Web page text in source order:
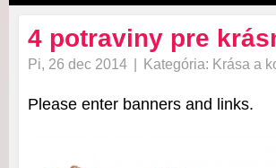
4 potraviny pre
Pi, 26 dec 2014 Kategória: Krása a
Please enter banners and links.